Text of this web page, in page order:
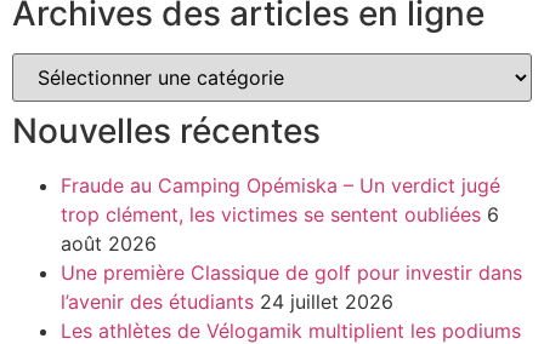
Archives des articles en ligne
Nouvelles récentes
Fraude au Camping Opémiska – Un verdict jugé
trop clément, les victimes se sentent oubliées 6
août 2026
Une première Classique de golf pour investir dans
l’avenir des étudiants 24 juillet 2026
Les athlètes de Vélogamik multiplient les podiums